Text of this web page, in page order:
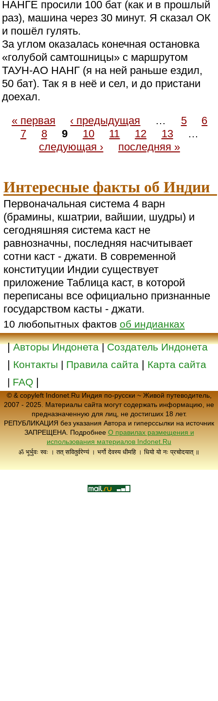
НАНГЕ просили 100 бат (как и в прошлый
раз), машина через 30 минут. Я сказал ОК
и пошёл гулять.
За углом оказалась конечная остановка
«голубой самтошницы» с маршрутом
ТАУН-АО НАНГ (я на ней раньше ездил,
50 бат). Так я в неё и сел, и до пристани
доехал.
« первая
‹ предыдущая … 5
6
7
8 9 10 11 12 13
…
следующая ›
последняя »
Интересные факты об Индии
Первоначальная система 4 варн
(брамины, кшатрии, вайшии, шудры) и
сегодняшняя система каст не
равнозначны, последняя насчитывает
сотни каст - джати. В современной
конституции Индии существует
приложение Таблица каст, в которой
переписаны все официально признанные
государством касты - джати.
10 любопытных фактов об индианках
|Авторы Индонета|Создатель Индонета
Контакты | Правила сайта
Карта сайта
| FAQ
© & copyleft Indonet.Ru Индия по-русски ~ Живой путеводитель,
2007 - 2025. Материалы сайта могут содержать информацию, не
предназначенную для лиц, не достигших 18 лет.
РЕПУБЛИКАЦИЯ без указания Автора и гиперссылки на источник
ЗАПРЕЩЕНА. Подробнее О правилах размещения и
использования материалов Indonet.Ru
ॐ भूर्भुवः स्वः । तत् सवितुर्वरेण्यं । भर्गो देवस्य धीमहि । धियो यो नः प्रचोदयात् ॥